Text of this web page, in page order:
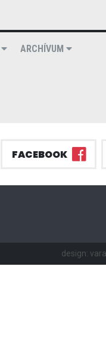
ARCHÍVUM
FACEBOOK
design: